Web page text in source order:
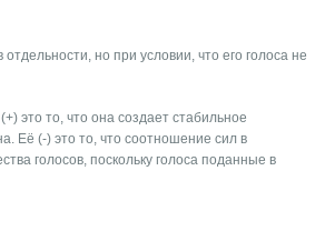
но при условии, что его голоса не
это то, что она создает стабильное
Её (-) это то, что соотношение сил в
голосов, поскольку голоса поданные в